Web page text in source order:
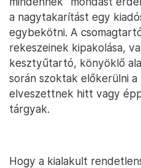
a nagytakarítást egy
egybekötni. A
rekeszeinek kipakolása,
kesztyűtartó, könyöklő
során szoktak előkerülni
elveszettnek hitt vagy
tárgyak.
Hogy a kialakult